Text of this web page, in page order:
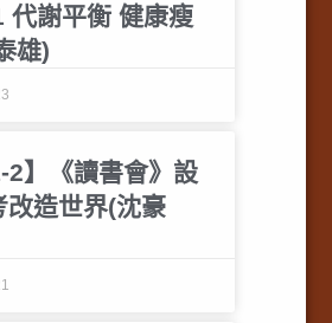
代謝平衡 健康瘦
雄)
2】《讀書會》設
改造世界(沈豪